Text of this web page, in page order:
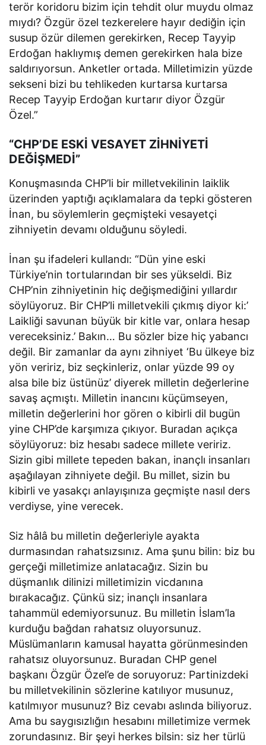
terör koridoru bizim için tehdit olur muydu olmaz
mıydı? Özgür özel tezkerelere hayır dediğin için
susup özür dilemen gerekirken, Recep Tayyip
Erdoğan haklıymış demen gerekirken hala bize
saldırıyorsun. Anketler ortada. Milletimizin yüzde
sekseni bizi bu tehlikeden kurtarsa kurtarsa
Recep Tayyip Erdoğan kurtarır diyor Özgür
Özel.”
“CHP’DE ESKİ VESAYET ZİHNİYETİ
DEĞİŞMEDİ”
Konuşmasında CHP’li bir milletvekilinin laiklik
üzerinden yaptığı açıklamalara da tepki gösteren
İnan, bu söylemlerin geçmişteki vesayetçi
zihniyetin devamı olduğunu söyledi.
İnan şu ifadeleri kullandı: “Dün yine eski
Türkiye’nin tortularından bir ses yükseldi. Biz
CHP’nin zihniyetinin hiç değişmediğini yıllardır
söylüyoruz. Bir CHP’li milletvekili çıkmış diyor ki:’
Laikliği savunan büyük bir kitle var, onlara hesap
vereceksiniz.’ Bakın… Bu sözler bize hiç yabancı
değil. Bir zamanlar da aynı zihniyet ‘Bu ülkeye biz
yön veririz, biz seçkinleriz, onlar yüzde 99 oy
alsa bile biz üstünüz’ diyerek milletin değerlerine
savaş açmıştı. Milletin inancını küçümseyen,
milletin değerlerini hor gören o kibirli dil bugün
yine CHP’de karşımıza çıkıyor. Buradan açıkça
söylüyoruz: biz hesabı sadece millete veririz.
Sizin gibi millete tepeden bakan, inançlı insanları
aşağılayan zihniyete değil. Bu millet, sizin bu
kibirli ve yasakçı anlayışınıza geçmişte nasıl ders
verdiyse, yine verecek.
Siz hâlâ bu milletin değerleriyle ayakta
durmasından rahatsızsınız. Ama şunu bilin: biz bu
gerçeği milletimize anlatacağız. Sizin bu
düşmanlık dilinizi milletimizin vicdanına
bırakacağız. Çünkü siz; inançlı insanlara
tahammül edemiyorsunuz. Bu milletin İslam’la
kurduğu bağdan rahatsız oluyorsunuz.
Müslümanların kamusal hayatta görünmesinden
rahatsız oluyorsunuz. Buradan CHP genel
başkanı Özgür Özel’e de soruyoruz: Partinizdeki
bu milletvekilinin sözlerine katılıyor musunuz,
katılmıyor musunuz? Biz cevabı aslında biliyoruz.
Ama bu saygısızlığın hesabını milletimize vermek
zorundasınız. Bir şeyi herkes bilsin: siz her türlü